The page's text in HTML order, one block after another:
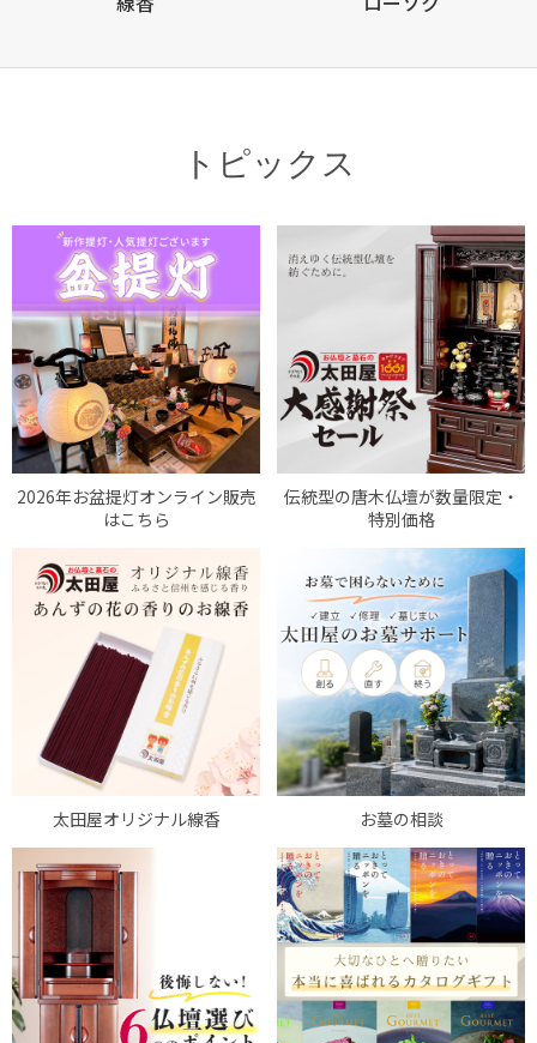
トピックス
2026年お盆提灯オンライン販売
はこちら
伝統型の唐木仏壇が数量限定・
特別価格
太田屋オリジナル線香 お墓の相談